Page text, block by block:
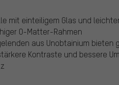
mit einteiligem Glas und
O-Matter-Rahmen
aus Unobtainium
Kontraste und bessere